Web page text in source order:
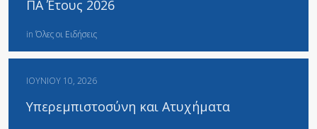
ΠΑ Έτους 2026
in Όλες οι Ειδήσεις
ΙΟΥΝΊΟΥ 10, 2026
Υπερεμπιστοσύνη και Ατυχήματα